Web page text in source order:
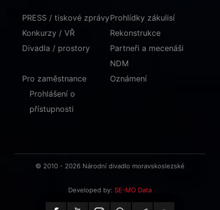
PRESS / tiskové zprávy
Konkurzy / VŘ
Divadla / prostory
Prohlídky zákulisí
Rekonstrukce
Partneři a mecenáši
NDM
Pro zaměstnance
Oznámení
Prohlášení o
přístupnosti
© 2010 - 2026 Národní divadlo moravskoslezské
Developed by: SE-MO Data